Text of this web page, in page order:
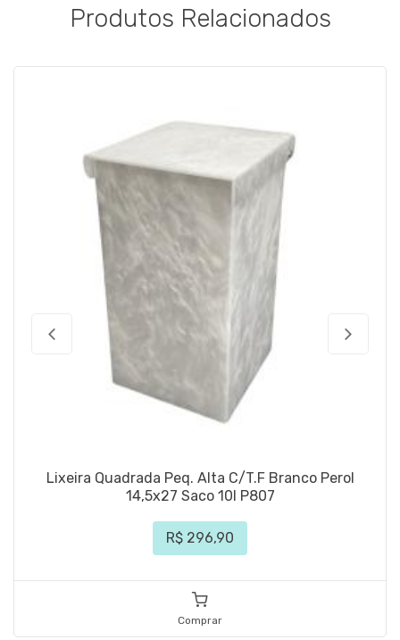
Produtos Relacionados
Lixeira Quadrada Peq. Alta C/T.F Branco Perol
14,5x27 Saco 10l P807
R$ 296,90
Comprar